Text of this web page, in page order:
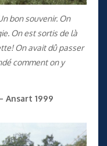
bon souvenir. On
On est sortis de là
On avait dû passer
comment on y
Ansart 1999